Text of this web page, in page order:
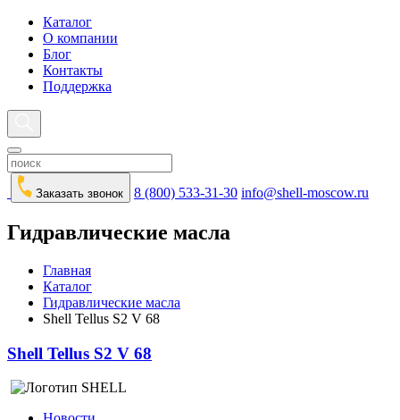
Каталог
О компании
Блог
Контакты
Поддержка
Заказать звонок 8 (800) 533-31-30 info@shell-moscow.ru
Гидравлические масла
Главная
Каталог
Гидравлические масла
Shell Tellus S2 V 68
Shell Tellus S2 V 68